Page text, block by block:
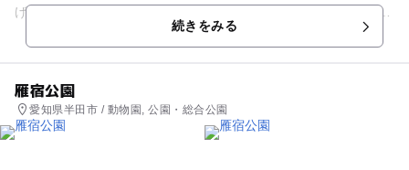
げで、子ども達が安心してお出かけできます。 園内にはクライ
続きをみる
雁宿公園
愛知県半田市 / 動物園, 公園・総合公園